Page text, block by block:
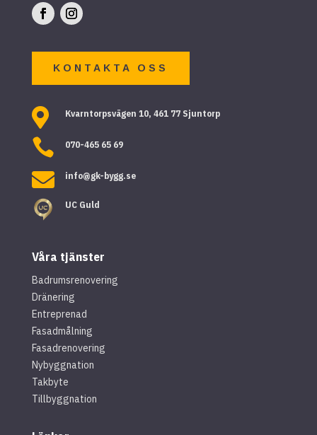
KONTAKTA OSS
 Kvarntorpsvägen 10, 461 77 Sjuntorp
 070-465 65 69
 info@gk-bygg.se
UC Guld
Våra tjänster
Badrumsrenovering
Dränering
Entreprenad
Fasadmålning
Fasadrenovering
Nybyggnation
Takbyte
Tillbyggnation